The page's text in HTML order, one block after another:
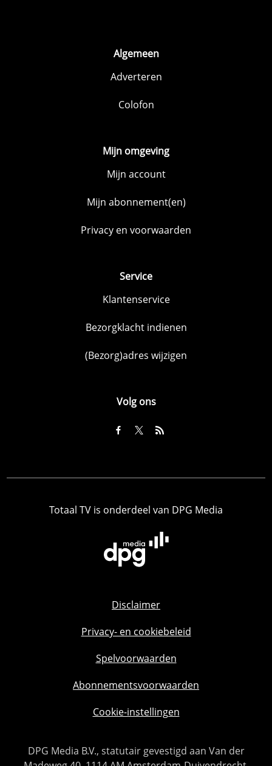
Algemeen
Adverteren
Colofon
Mijn omgeving
Mijn account
Mijn abonnement(en)
Privacy en voorwaarden
Service
Klantenservice
Bezorgklacht indienen
(Bezorg)adres wijzigen
Volg ons
Totaal TV is onderdeel van DPG Media
Disclaimer
Privacy- en cookiebeleid
Spelvoorwaarden
Abonnementsvoorwaarden
Cookie-instellingen
DPG Media B.V., statutair gevestigd aan Van der